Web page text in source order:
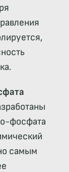
фосфата
самым